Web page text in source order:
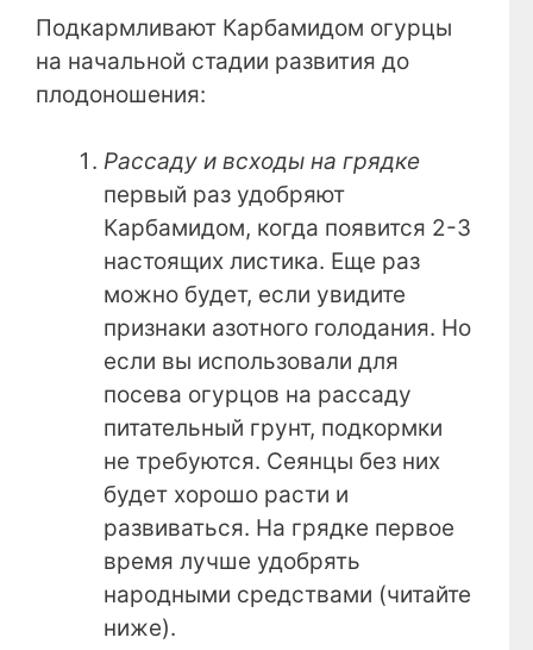
Подкармливают Карбамидом огурцы
на начальной стадии развития до
плодоношения:
Рассаду и всходы на грядке
первый раз удобряют
Карбамидом, когда появится 2-3
настоящих листика. Еще раз
можно будет, если увидите
признаки азотного голодания. Но
если вы использовали для
посева огурцов на рассаду
питательный грунт, подкормки
не требуются. Сеянцы без них
будет хорошо расти и
развиваться. На грядке первое
время лучше удобрять
народными средствами (читайте
ниже).